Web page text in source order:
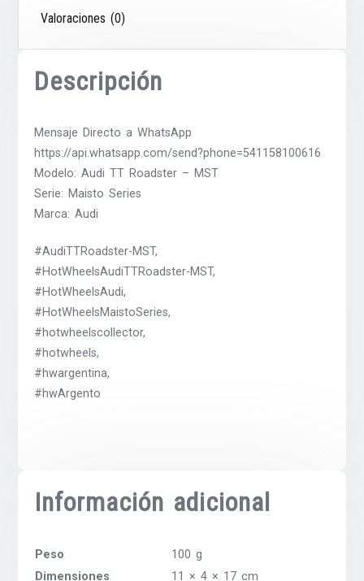
Valoraciones (0)
Descripción
Mensaje Directo a WhatsApp
https://api.whatsapp.com/send?phone=541158100616
Modelo: Audi TT Roadster – MST
Serie: Maisto Series
Marca: Audi
#AudiTTRoadster-MST,
#HotWheelsAudiTTRoadster-MST,
#HotWheelsAudi,
#HotWheelsMaistoSeries,
#hotwheelscollector,
#hotwheels,
#hwargentina,
#hwArgento
Información adicional
Peso
100 g
Dimensiones
11 × 4 × 17 cm